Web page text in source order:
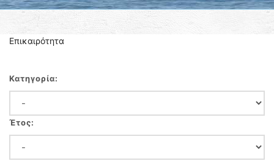
Επικαιρότητα
Κατηγορία:
Έτος: